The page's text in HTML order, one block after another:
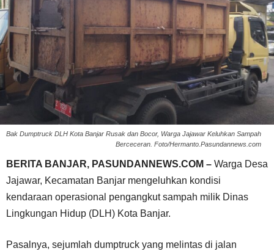
Bak Dumptruck DLH Kota Banjar Rusak dan Bocor, Warga Jajawar Keluhkan Sampah
Berceceran. Foto/Hermanto.Pasundannews.com
BERITA BANJAR, PASUNDANNEWS.COM – Warga Desa
Jajawar, Kecamatan Banjar mengeluhkan kondisi
kendaraan operasional pengangkut sampah milik Dinas
Lingkungan Hidup (DLH) Kota Banjar.
Pasalnya, sejumlah dumptruck yang melintas di jalan